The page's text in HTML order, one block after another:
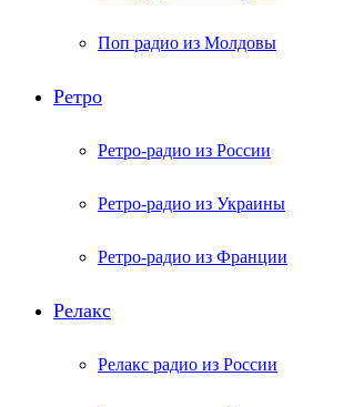
Поп радио из Молдовы
Ретро
Ретро-радио из России
Ретро-радио из Украины
Ретро-радио из Франции
Релакс
Релакс радио из России